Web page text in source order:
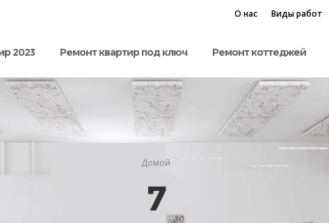
О нас Виды работ
2023 Ремонт квартир под ключ Ремонт коттеджей
Домой
7